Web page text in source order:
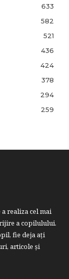
633
582
521
436
424
378
294
259
realiza cel mai
a copilulului.
fie deja aţi
articole şi